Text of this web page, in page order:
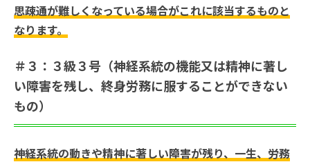
思疎通が難しくなっている場合がこれに該当するものと
なります。
＃３：３級３号（神経系統の機能又は精神に著し
い障害を残し、終身労務に服することができない
もの）
神経系統の動きや精神に著しい障害が残り、一生、労務